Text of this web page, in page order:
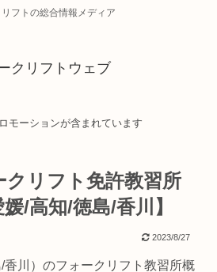
フトの総合情報メディア
クリフトウェブ
モーションが含まれています
クリフト免許教習所
/高知/徳島/香川】
2023/8/27
香川）のフォークリフト教習所概